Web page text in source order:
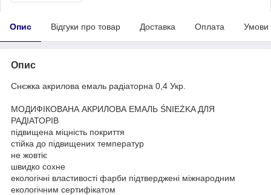
Опис Відгуки про товар Доставка Оплата Умови
Опис
Снєжка акрилова емаль радіаторна 0,4 Укр.
МОДИФІКОВАНА АКРИЛОВА ЕМАЛЬ ŚNIEŻKA ДЛЯ
РАДІАТОРІВ
підвищена міцність покриття
стійка до підвищених температур
не жовтіє
швидко сохне
екологічні властивості фарби підтверджені міжнародним
екологічним сертифікатом